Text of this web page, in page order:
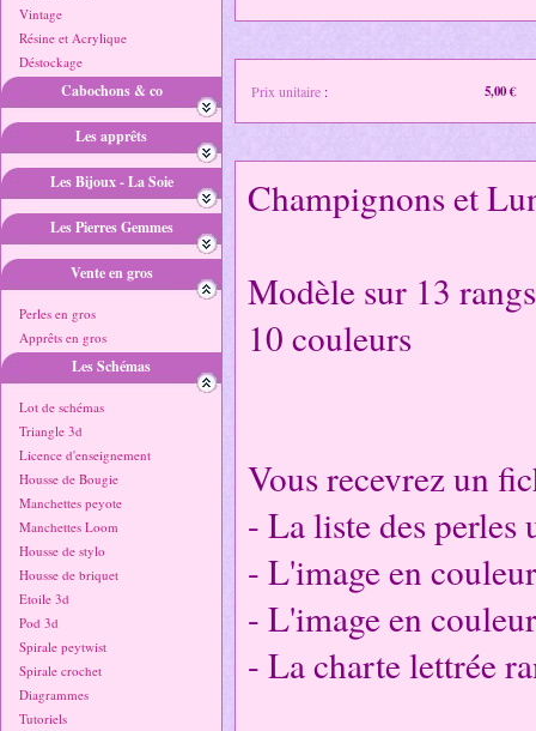
Vintage
Résine et Acrylique
Déstockage
Cabochons & co
Les apprêts
Les Bijoux - La Soie
Les Pierres Gemmes
Vente en gros
Perles en gros
Apprêts en gros
Les Schémas
Lot de schémas
Triangle 3d
Licence d'enseignement
Housse de Bougie
Manchettes peyote
Manchettes Loom
Housse de stylo
Housse de briquet
Etoile 3d
Pod 3d
Spirale peytwist
Spirale crochet
Diagrammes
Tutoriels
Prix unitaire : 5,00 €
Champignons et
Modèle sur 13
10 couleurs
Vous recevrez un
- La liste des perles
- L'image en
- L'image en
- La charte lettrée